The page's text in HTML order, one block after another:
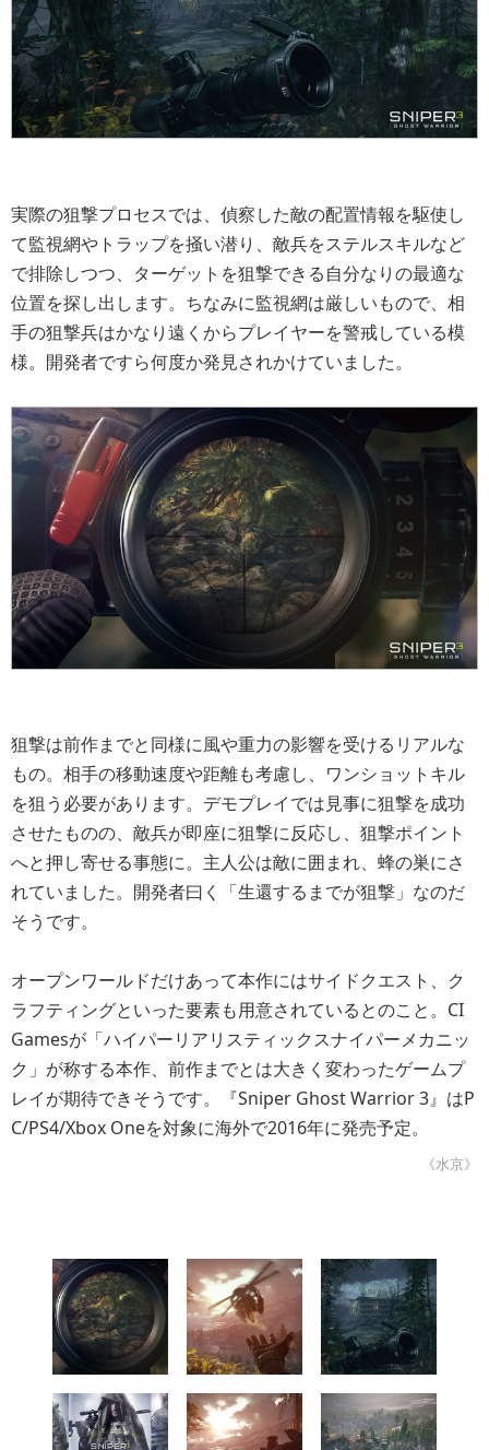
実際の狙撃プロセスでは、偵察した敵の配置情報を駆使し
て監視網やトラップを掻い潜り、敵兵をステルスキルなど
で排除しつつ、ターゲットを狙撃できる自分なりの最適な
位置を探し出します。ちなみに監視網は厳しいもので、相
手の狙撃兵はかなり遠くからプレイヤーを警戒している模
様。開発者ですら何度か発見されかけていました。
狙撃は前作までと同様に風や重力の影響を受けるリアルな
もの。相手の移動速度や距離も考慮し、ワンショットキル
を狙う必要があります。デモプレイでは見事に狙撃を成功
させたものの、敵兵が即座に狙撃に反応し、狙撃ポイント
へと押し寄せる事態に。主人公は敵に囲まれ、蜂の巣にさ
れていました。開発者曰く「生還するまでが狙撃」なのだ
そうです。
オープンワールドだけあって本作にはサイドクエスト、ク
ラフティングといった要素も用意されているとのこと。CI
Gamesが「ハイパーリアリスティックスナイパーメカニッ
ク」が称する本作、前作までとは大きく変わったゲームプ
レイが期待できそうです。『Sniper Ghost Warrior 3』はP
C/PS4/Xbox Oneを対象に海外で2016年に発売予定。
《水京》